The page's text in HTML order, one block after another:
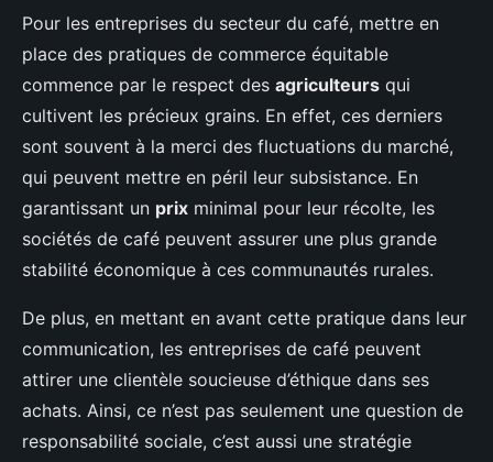
Pour les entreprises du secteur du café, mettre en
place des pratiques de commerce équitable
commence par le respect des agriculteurs qui
cultivent les précieux grains. En effet, ces derniers
sont souvent à la merci des fluctuations du marché,
qui peuvent mettre en péril leur subsistance. En
garantissant un prix minimal pour leur récolte, les
sociétés de café peuvent assurer une plus grande
stabilité économique à ces communautés rurales.
De plus, en mettant en avant cette pratique dans leur
communication, les entreprises de café peuvent
attirer une clientèle soucieuse d’éthique dans ses
achats. Ainsi, ce n’est pas seulement une question de
responsabilité sociale, c’est aussi une stratégie